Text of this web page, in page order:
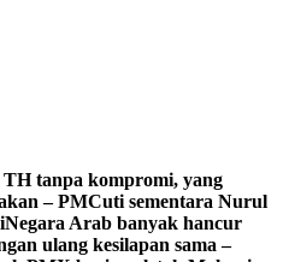
tanpa kompromi, yang
– PMCuti sementara Nurul
Negara Arab banyak hancur
ulang kesilapan sama –